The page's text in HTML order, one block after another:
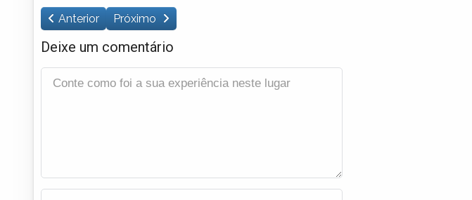
Anterior Próximo
Deixe um comentário